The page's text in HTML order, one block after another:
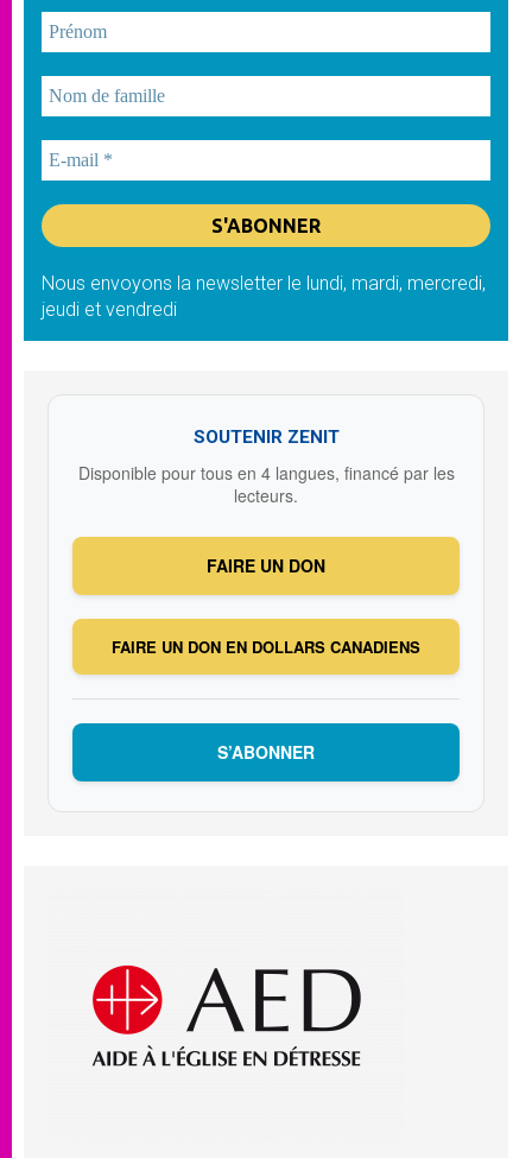
Nous envoyons la newsletter le lundi, mardi, mercredi,
jeudi et vendredi
SOUTENIR ZENIT
Disponible pour tous en 4 langues, financé par les
lecteurs.
FAIRE UN DON
FAIRE UN DON EN DOLLARS CANADIENS
S’ABONNER